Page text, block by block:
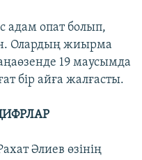
адам опат болып,
Олардың жиырма
19 маусымда
бір айға жалғасты.
Әлиев өзінің